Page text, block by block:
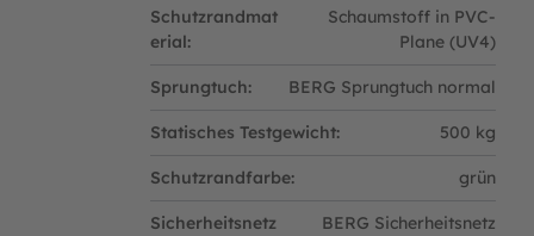
Bodentyp - etwa zwei Stunden.
liegt. Der Druchmesser der Grube muss
der Sicherheit, mit einem dämpfenden
Schutzrandmat
erial:
Schaumstoff in PVC-
Plane (UV4)
Sprungtuch: BERG Sprungtuch normal
Statisches Testgewicht: 500 kg
Schutzrandfarbe: grün
Sicherheitsnetz
BERG Sicherheitsnetz